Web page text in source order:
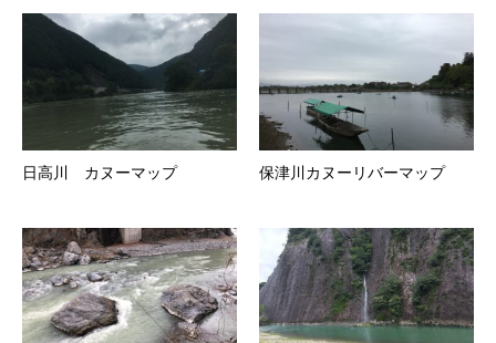
日高川 カヌーマップ 保津川カヌーリバーマップ